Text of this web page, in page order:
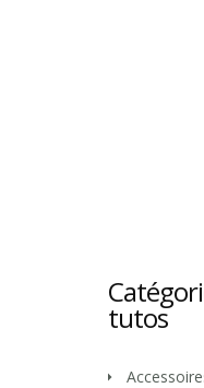
tutos